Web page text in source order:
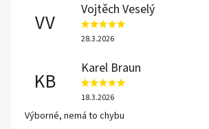
VV
Vojtěch Veselý
28.3.2026
KB
Karel Braun
18.3.2026
Výborné, nemá to chybu